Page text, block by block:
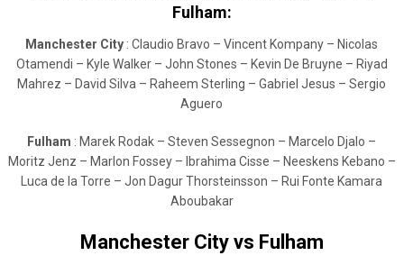
Fulham:
Manchester City : Claudio Bravo – Vincent Kompany – Nicolas
Otamendi – Kyle Walker – John Stones – Kevin De Bruyne – Riyad
Mahrez – David Silva – Raheem Sterling – Gabriel Jesus – Sergio
Aguero
Fulham : Marek Rodak – Steven Sessegnon – Marcelo Djalo –
Moritz Jenz – Marlon Fossey – Ibrahima Cisse – Neeskens Kebano –
Luca de la Torre – Jon Dagur Thorsteinsson – Rui Fonte Kamara
Aboubakar
Manchester City vs Fulham